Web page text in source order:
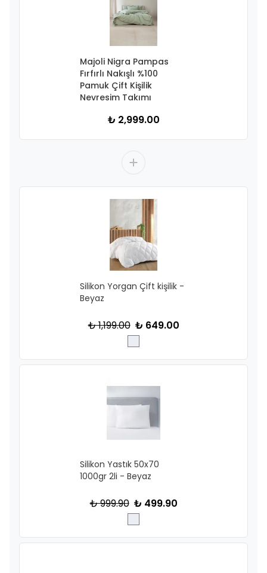
Majoli Nigra Pampas
Fırfırlı Nakışlı %100
Pamuk Çift Kişilik
Nevresim Takımı
₺ 2,999.00
Silikon Yorgan Çift kişilik -
Beyaz
₺ 1,199.00 ₺ 649.00
Silikon Yastık 50x70
1000gr 2li - Beyaz
₺ 999.90 ₺ 499.90